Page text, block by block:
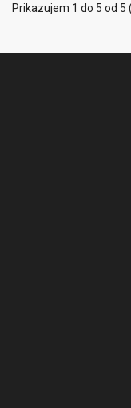
Prikazujem 1 do 5 od 5